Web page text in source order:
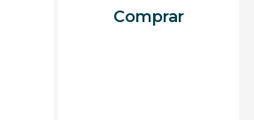
Comprar